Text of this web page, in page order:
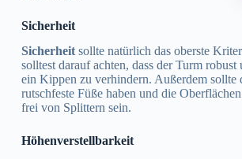
Sicherheit
Sicherheitsollte natürlich das oberste
solltest darauf achten, dass der Turm
ein Kippen zu verhindern. Außerdem sollte
rutschfeste Füße haben und die
frei von Splittern sein.
Höhenverstellbarkeit